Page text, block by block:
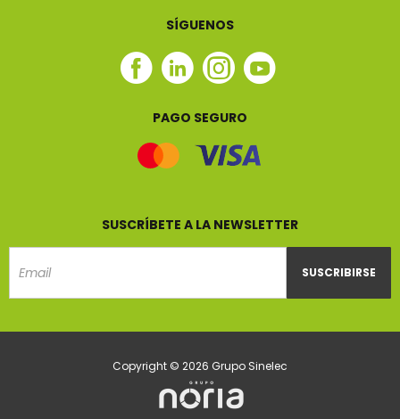
SÍGUENOS
Facebook
Linkedin
Instagram
Youtube
PAGO SEGURO
SUSCRÍBETE A LA NEWSLETTER
SUSCRIBIRSE
Copyright © 2026 Grupo Sinelec